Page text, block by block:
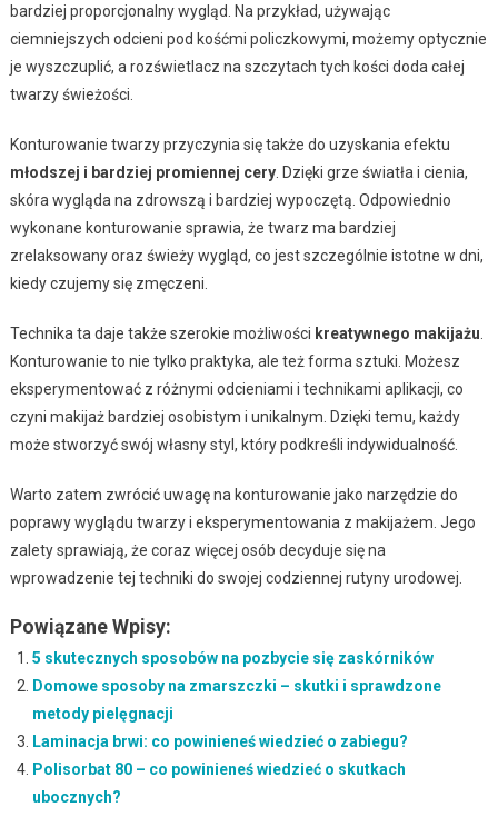
bardziej proporcjonalny wygląd. Na przykład, używając
ciemniejszych odcieni pod kośćmi policzkowymi, możemy optycznie
je wyszczuplić, a rozświetlacz na szczytach tych kości doda całej
twarzy świeżości.
Konturowanie twarzy przyczynia się także do uzyskania efektu
młodszej i bardziej promiennej cery. Dzięki grze światła i cienia,
skóra wygląda na zdrowszą i bardziej wypoczętą. Odpowiednio
wykonane konturowanie sprawia, że twarz ma bardziej
zrelaksowany oraz świeży wygląd, co jest szczególnie istotne w dni,
kiedy czujemy się zmęczeni.
Technika ta daje także szerokie możliwości kreatywnego makijażu
Konturowanie to nie tylko praktyka, ale też forma sztuki. Możesz
eksperymentować z różnymi odcieniami i technikami aplikacji, co
czyni makijaż bardziej osobistym i unikalnym. Dzięki temu, każdy
może stworzyć swój własny styl, który podkreśli indywidualność.
Warto zatem zwrócić uwagę na konturowanie jako narzędzie do
poprawy wyglądu twarzy i eksperymentowania z makijażem. Jego
zalety sprawiają, że coraz więcej osób decyduje się na
wprowadzenie tej techniki do swojej codziennej rutyny urodowej.
Powiązane Wpisy:
5 skutecznych sposobów na pozbycie się zaskórników
Domowe sposoby na zmarszczki – skutki i sprawdzone
metody pielęgnacji
Laminacja brwi: co powinieneś wiedzieć o zabiegu?
Polisorbat 80 – co powinieneś wiedzieć o skutkach
ubocznych?